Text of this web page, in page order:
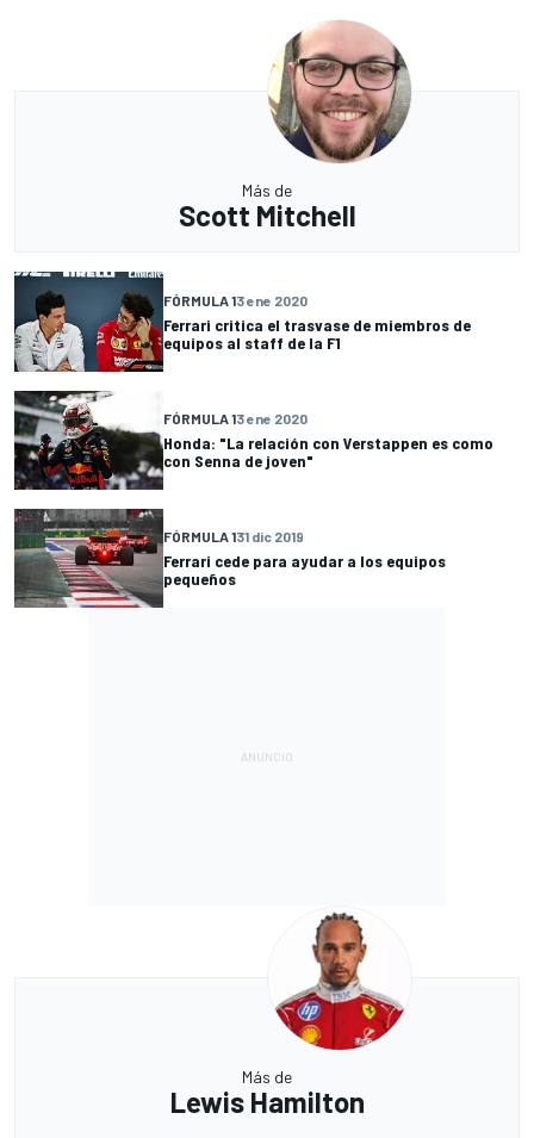
Más de
Scott Mitchell
FÓRMULA 13 ene 2020
Ferrari critica el trasvase de miembros de
equipos al staff de la F1
FÓRMULA 13 ene 2020
Honda: "La relación con Verstappen es como
con Senna de joven"
FÓRMULA 131 dic 2019
Ferrari cede para ayudar a los equipos
pequeños
Más de
Lewis Hamilton